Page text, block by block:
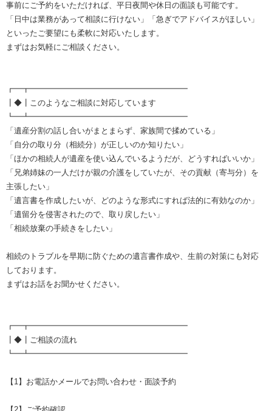
事前にご予約をいただければ、平日夜間や休日の面談も可能です。
「日中は業務があって相談に行けない」「急ぎでアドバイスがほしい」
といったご要望にも柔軟に対応いたします。
まずはお気軽にご相談ください。
┏━┳━━━━━━━━━━━━━━━━━━━━
┃◆┃このようなご相談に対応しています
┗━┻━━━━━━━━━━━━━━━━━━━━
「遺産分割の話し合いがまとまらず、家族間で揉めている」
「自分の取り分（相続分）が正しいのか知りたい」
「ほかの相続人が遺産を使い込んでいるようだが、どうすればいいか」
「兄弟姉妹の一人だけが親の介護をしていたが、その貢献（寄与分）を
主張したい」
「遺言書を作成したいが、どのような形式にすれば法的に有効なのか」
「遺留分を侵害されたので、取り戻したい」
「相続放棄の手続きをしたい」
相続のトラブルを早期に防ぐための遺言書作成や、生前の対策にも対応
しております。
まずはお話をお聞かせください。
┏━┳━━━━━━━━━━━━━━━━━━━━
┃◆┃ご相談の流れ
┗━┻━━━━━━━━━━━━━━━━━━━━
【1】お電話かメールでお問い合わせ・面談予約